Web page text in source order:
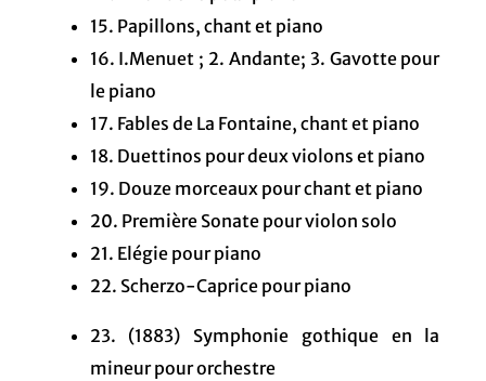
15. Papillons, chant et piano
16. I.Menuet ; 2. Andante; 3. Gavotte pour
le piano
17. Fables de La Fontaine, chant et piano
18. Duettinos pour deux violons et piano
19. Douze morceaux pour chant et piano
20. Première Sonate pour violon solo
21. Elégie pour piano
22. Scherzo-Caprice pour piano
23. (1883) Symphonie gothique en la
mineur pour orchestre